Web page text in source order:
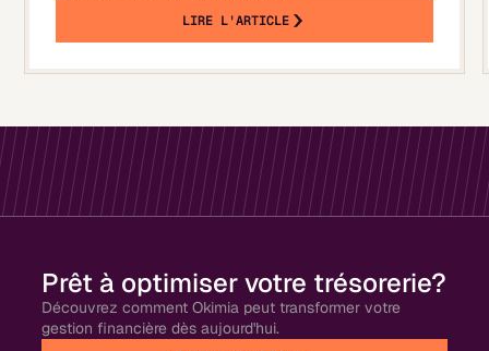
LIRE L'ARTICLE
Prêt à optimiser votre trésorerie?
Découvrez comment Okimia peut transformer votre
gestion financière dès aujourd'hui.